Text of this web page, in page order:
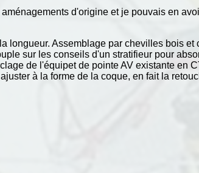
d'origine et je pouvais en
longueur. Assemblage par chevilles bois et
sur les conseils d'un stratifieur pour
de l'équipet de pointe AV existante en
à la forme de la coque, en fait la